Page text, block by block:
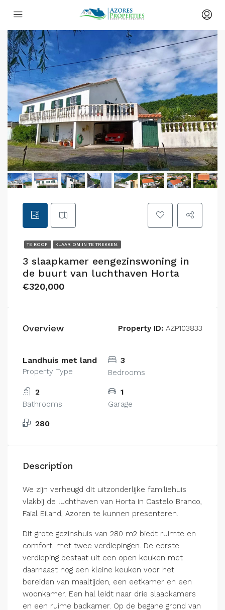
TE KOOP KLAAR OM IN TE TREKKEN.
3 slaapkamer eengezinswoning in
de buurt van luchthaven Horta
€320,000
Overview Property ID: AZP103833
Landhuis met land
Property Type
3
Bedrooms
2
Bathrooms
1
Garage
280
Description
We zijn verheugd dit uitzonderlijke familiehuis
vlakbij de luchthaven van Horta in Castelo Branco,
Faial Eiland, Azoren te kunnen presenteren.
Dit grote gezinshuis van 280 m2 biedt ruimte en
comfort, met twee verdiepingen. De eerste
verdieping bestaat uit een open keuken met
daarnaast nog een kleine keuken voor het
bereiden van maaltijden, een eetkamer en een
woonkamer. Een hal leidt naar drie slaapkamers
en een ruime badkamer. Op de begane grond van